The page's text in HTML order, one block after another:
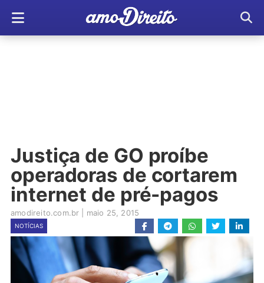
Justiça de GO proíbe
operadoras de cortarem
internet de pré-pagos
amodireito.com.br maio 25, 2015
NOTÍCIAS